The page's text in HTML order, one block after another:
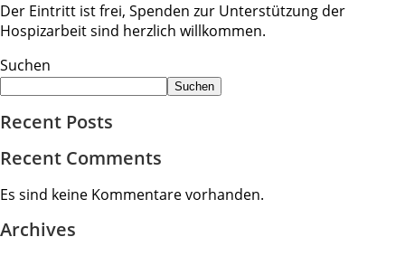
Der Eintritt ist frei, Spenden zur Unterstützung der
Hospizarbeit sind herzlich willkommen.
Suchen
Suchen
Recent Posts
Recent Comments
Es sind keine Kommentare vorhanden.
Archives